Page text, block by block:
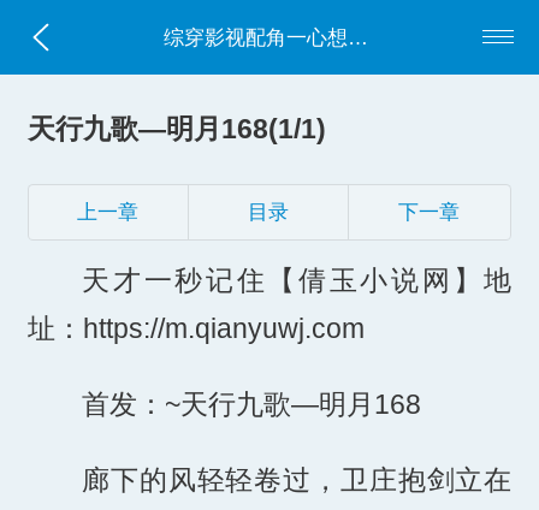
综穿影视配角一心想过好日子
天行九歌—明月168(1/1)
上一章 目录 下一章
天才一秒记住【倩玉小说网】地
址：https://m.qianyuwj.com
首发：~天行九歌—明月168
廊下的风轻轻卷过，卫庄抱剑立在